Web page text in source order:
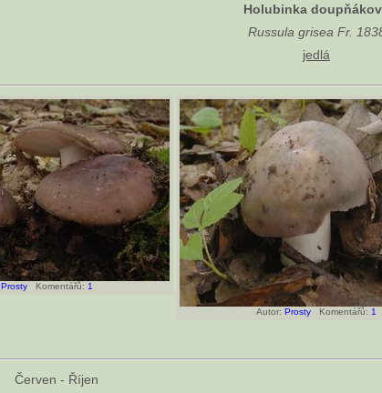
Holubinka
Russula grisea Fr.
jedlá
Prosty Komentářů: 1
Autor: Prosty Komentářů: 1
Červen - Říjen